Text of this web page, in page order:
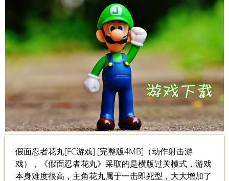
假面忍者花丸[FC游戏] [完整版4MB]（动作射击游
戏），《假面忍者花丸》采取的是横版过关模式，游戏
本身难度很高，主角花丸属于一击即死型，大大增加了